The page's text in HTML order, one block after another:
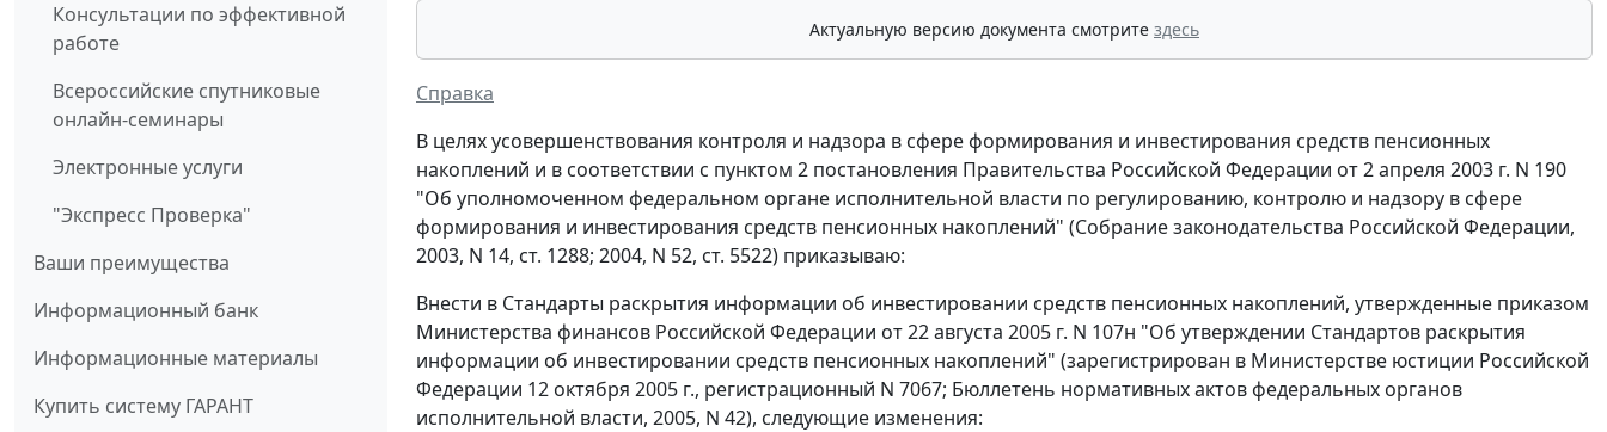
Консультации по эффективной
работе
Всероссийские спутниковые
онлайн-семинары
Электронные услуги
"Экспресс Проверка"
Ваши преимущества
Информационный банк
Информационные материалы
Купить систему ГАРАНТ
Актуальную версию документа смотрите здесь
Справка
В целях усовершенствования контроля и надзора в сфере формирования и инвестирования средств пенсионных
накоплений и в соответствии с пунктом 2 постановления Правительства Российской Федерации от 2 апреля 2003 г. N 190
"Об уполномоченном федеральном органе исполнительной власти по регулированию, контролю и надзору в сфере
формирования и инвестирования средств пенсионных накоплений" (Собрание законодательства Российской Федерации,
2003, N 14, ст. 1288; 2004, N 52, ст. 5522) приказываю:
Внести в Стандарты раскрытия информации об инвестировании средств пенсионных накоплений, утвержденные приказом
Министерства финансов Российской Федерации от 22 августа 2005 г. N 107н "Об утверждении Стандартов раскрытия
информации об инвестировании средств пенсионных накоплений" (зарегистрирован в Министерстве юстиции Российской
Федерации 12 октября 2005 г., регистрационный N 7067; Бюллетень нормативных актов федеральных органов
исполнительной власти, 2005, N 42), следующие изменения: